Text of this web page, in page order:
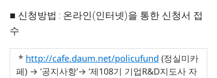
■ 신청방법 : 온라인(인터넷)을 통한 신청서 접
수
* http://cafe.daum.net/policufund (정실미카
페) → ‘공지사항’→ ‘제108기 기업R&D지도사 자